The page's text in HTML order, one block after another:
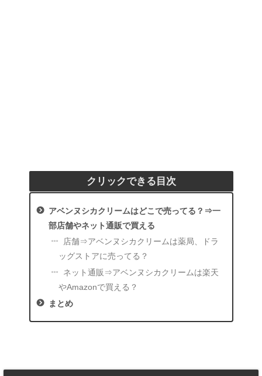
クリックできる目次
アベンヌシカクリームはどこで売ってる？⇒一
部店舗やネット通販で買える
店舗⇒アベンヌシカクリームは薬局、ドラ
ッグストアに売ってる？
ネット通販⇒アベンヌシカクリームは楽天
やAmazonで買える？
まとめ